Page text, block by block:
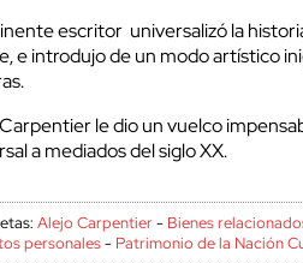
escritor universalizó la
e introdujo de un modo artístico
le dio un vuelco
a mediados del siglo XX.
Alejo Carpentier- Bienes
personales- Patrimonio de la Nación